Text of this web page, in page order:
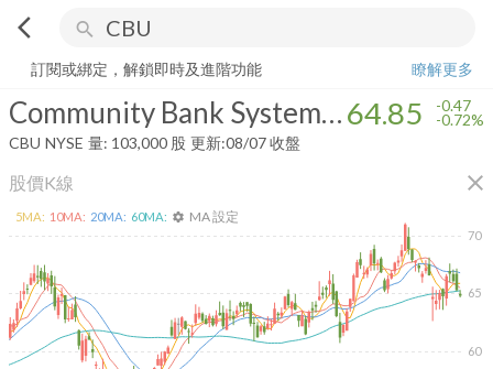
arrow_back_ios search
Community Bank System, Inc.
訂閱或綁定，解鎖即時及進階功能
瞭解更多
Community Bank System, Inc.64.85 -0.47
-0.72%
CBU NYSE 量: 103,000 股 更新:08/07 收盤
股價K線 close
60
65
70
5MA: 10MA: 20MA: 60MA: settings MA 設定